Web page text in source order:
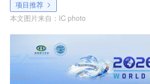
项目推荐
本文图片来自： IC photo